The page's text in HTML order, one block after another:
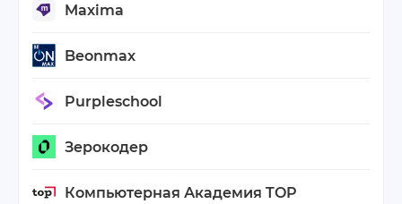
Maxima
Beonmax
Purpleschool
Зерокодер
Компьютерная Академия TOP